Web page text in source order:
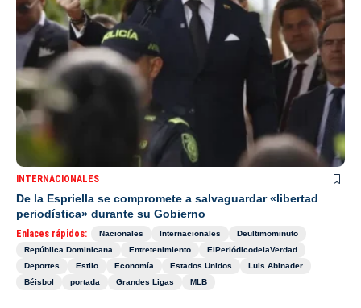
INTERNACIONALES
De la Espriella se compromete a salvaguardar «libertad
periodística» durante su Gobierno
Enlaces rápidos: Nacionales Internacionales
Deultimominuto
República Dominicana
Entretenimiento
ElPeriódicodelaVerdad
Deportes
Estilo Economía Estados Unidos
Luis Abinader
Béisbol
portada Grandes Ligas MLB